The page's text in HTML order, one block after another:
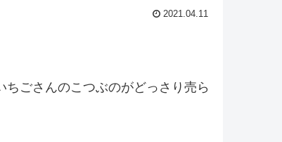
2021.04.11
ごさんのこつぶのがどっさり売ら